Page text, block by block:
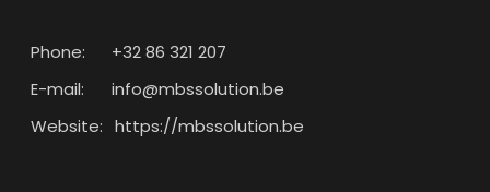
Phone:
+32 86 321 207
E-mail:
info@mbssolution.be
Website: https://mbssolution.be